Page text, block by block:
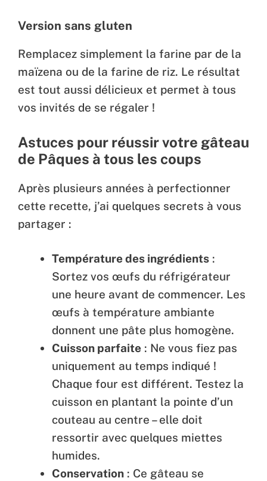
Version sans gluten
Remplacez simplement la farine par de la
maïzena ou de la farine de riz. Le résultat
est tout aussi délicieux et permet à tous
vos invités de se régaler !
Astuces pour réussir votre gâteau
de Pâques à tous les coups
Après plusieurs années à perfectionner
cette recette, j’ai quelques secrets à vous
partager :
Température des ingrédients :
Sortez vos œufs du réfrigérateur
une heure avant de commencer. Les
œufs à température ambiante
donnent une pâte plus homogène.
Cuisson parfaite : Ne vous fiez pas
uniquement au temps indiqué !
Chaque four est différent. Testez la
cuisson en plantant la pointe d’un
couteau au centre – elle doit
ressortir avec quelques miettes
humides.
Conservation : Ce gâteau se